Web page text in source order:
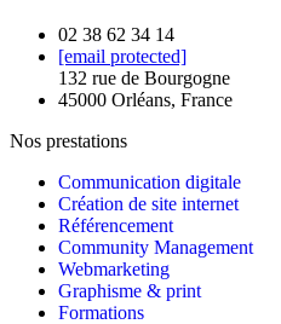
02 38 62 34 14
[email protected]
132 rue de Bourgogne
45000 Orléans, France
Nos prestations
Communication digitale
Création de site internet
Référencement
Community Management
Webmarketing
Graphisme & print
Formations